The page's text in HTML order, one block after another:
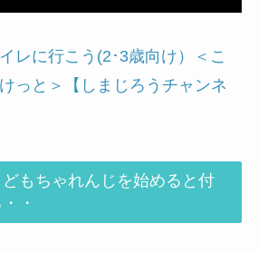
レに行こう(2･3歳向け）＜こ
っと＞【しまじろうチャンネ
もちゃれんじを始めると付
・